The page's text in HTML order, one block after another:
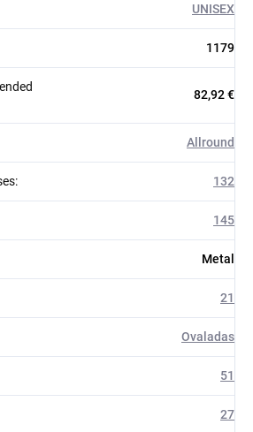
UNISEX
1179
82,92 €
Allround
: 132
145
Metal
21
Ovaladas
51
27